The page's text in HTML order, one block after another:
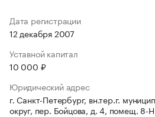
Дата регистрации
12 декабря 2007
Уставной капитал
10 000 ₽
Юридический адрес
г. Санкт-Петербург, вн.тер.г.
округ, пер. Бойцова, д. 4, помещ. 8-Н